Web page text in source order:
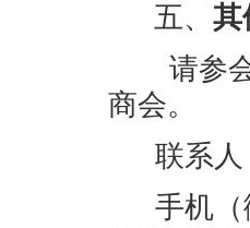
五、 其
请参
商会。
联系
手机